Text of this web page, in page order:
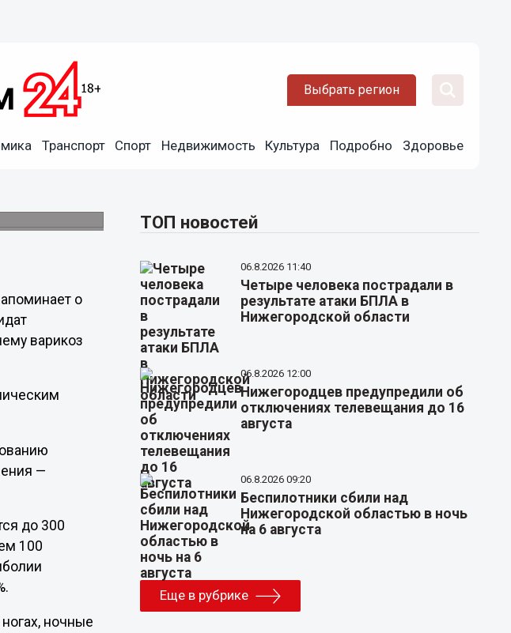
Выбрать регион
Транспорт Спорт Недвижимость Культура Подробно Здоровье
о
варикоз
—
до 300
100
ночные
ТОП новостей
06.8.2026 11:40
Четыре человека пострадали в
результате атаки БПЛА в
Нижегородской области
06.8.2026 12:00
Нижегородцев предупредили об
отключениях телевещания до 16
августа
06.8.2026 09:20
Беспилотники сбили над
Нижегородской областью в ночь
на 6 августа
Еще в рубрике